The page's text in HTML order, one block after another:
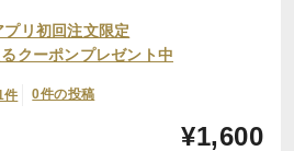
リ初回注文限定
クーポンプレゼント中
件 0件の投稿
¥1,600